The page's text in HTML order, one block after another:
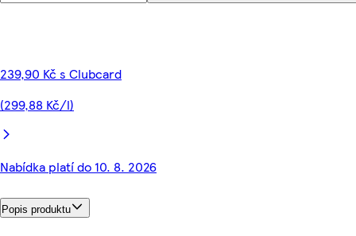
239,90 Kč s Clubcard
(299,88 Kč/l)
Nabídka platí do 10. 8. 2026
Popis produktu